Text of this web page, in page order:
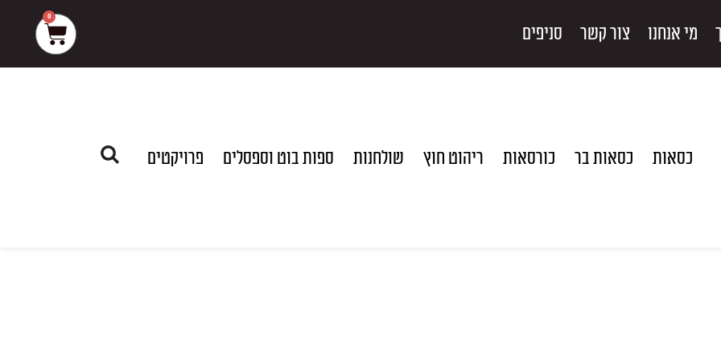
מי אנחנו צור קשר סניפים
0
עגלת
קניות
כסאות כסאות בר כורסאות ריהוט חוץ שולחנות ספות בוט וספסלים פרויקטים